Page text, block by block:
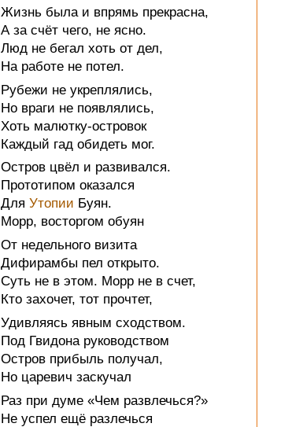
Жизнь была и впрямь прекрасна,
А за счёт чего, не ясно.
Люд не бегал хоть от дел,
На работе не потел.
Рубежи не укреплялись,
Но враги не появлялись,
Хоть малютку-островок
Каждый гад обидеть мог.
Остров цвёл и развивался.
Прототипом оказался
Для Утопии Буян.
Морр, восторгом обуян
От недельного визита
Дифирамбы пел открыто.
Суть не в этом. Морр не в счет,
Кто захочет, тот прочтет,
Удивляясь явным сходством.
Под Гвидона руководством
Остров прибыль получал,
Но царевич заскучал
Раз при думе «Чем развлечься?»
Не успел ещё разлечься